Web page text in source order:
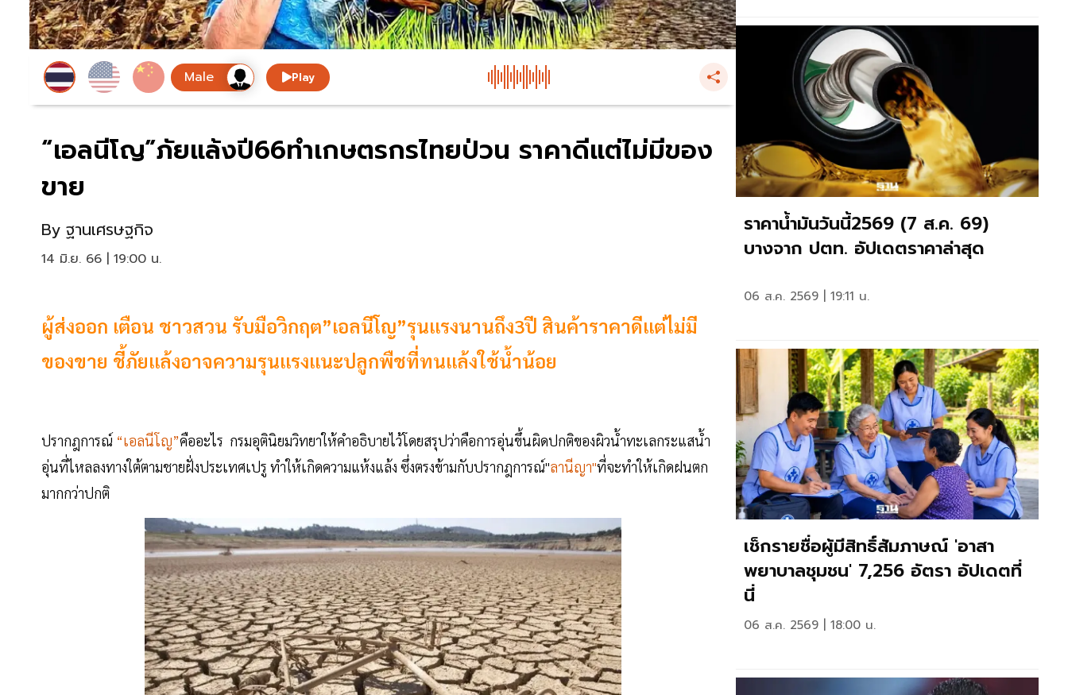
Play
“เอลนีโญ”ภัยแล้งปี66ทำเกษตรกรไทยป่วน ราคาดีแต่ไม่มีของ
ขาย
By ฐานเศรษฐกิจ
14 มิ.ย. 66 | 19:00 น.
ผู้ส่งออก เตือน ชาวสวน รับมือวิกฤต”เอลนีโญ”รุนแรงนานถึง3ปี สินค้าราคาดีแต่ไม่มี
ของขาย ชี้ภัยแล้งอาจความรุนแรงแนะปลูกพืชที่ทนแล้งใช้น้ำน้อย
ปรากฎการณ์ “เอลนีโญ”คืออะไร กรมอุตินิยมวิทยาให้คำอธิบายไว้โดยสรุปว่าคือการอุ่นขึ้นผิดปกติของผิวน้ำทะเลกระแสน้ำ
อุ่นที่ไหลลงทางใต้ตามชายฝั่งประเทศเปรู ทำให้เกิดความแห้งแล้ง ซึ่งตรงข้ามกับปรากฎการณ์"ลานีญา"ที่จะทำให้เกิดฝนตก
มากกว่าปกติ
ราคาน้ำมันวันนี้2569 (7 ส.ค. 69)
บางจาก ปตท. อัปเดตราคาล่าสุด
06 ส.ค. 2569 | 19:11 น.
เช็กรายชื่อผู้มีสิทธิ์สัมภาษณ์ 'อาสา
พยาบาลชุมชน' 7,256 อัตรา อัปเดตที่
นี่
06 ส.ค. 2569 | 18:00 น.